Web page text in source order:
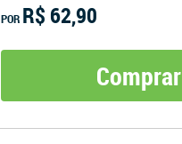
POR R$ 62,90
Comprar